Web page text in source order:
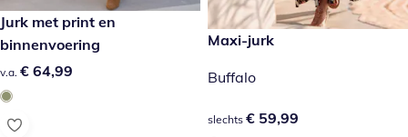
€ 64,99
Jurk met print en
binnenvoering
€ 64,99
v.a. € 64,99
€ 59,99
Maxi-jurk
Buffalo
€ 59,99
slechts € 59,99